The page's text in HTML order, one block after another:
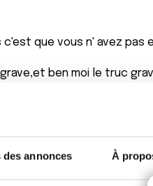
des annonces À
que vous n' avez pas
ben moi le truc
conclusion d'un cancer
si on veut avoir un
sur ce forum pour
autre chose a foute que
je faisais a 16 ans,bon
quand y fo,y fo.